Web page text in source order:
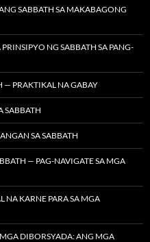
SABBATH SA MAKABAGONG
NG SABBATH SA PANG-
— PRAKTIKAL NA GABAY
SABBATH
SA SABBATH
— PAG-NAVIGATE SA MGA
NA KARNE PARA SA MGA
DIBORSYADA: ANG MGA